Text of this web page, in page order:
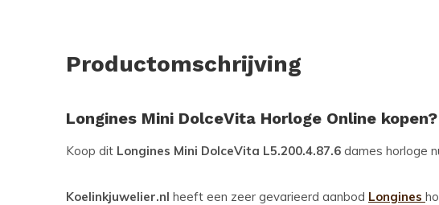
Productomschrijving
Longines Mini DolceVita Horloge Online kopen?
Koop dit Longines Mini DolceVita L5.200.4.87.6 dames horloge
Koelinkjuwelier.nl heeft een zeer gevarieerd aanbod Longines